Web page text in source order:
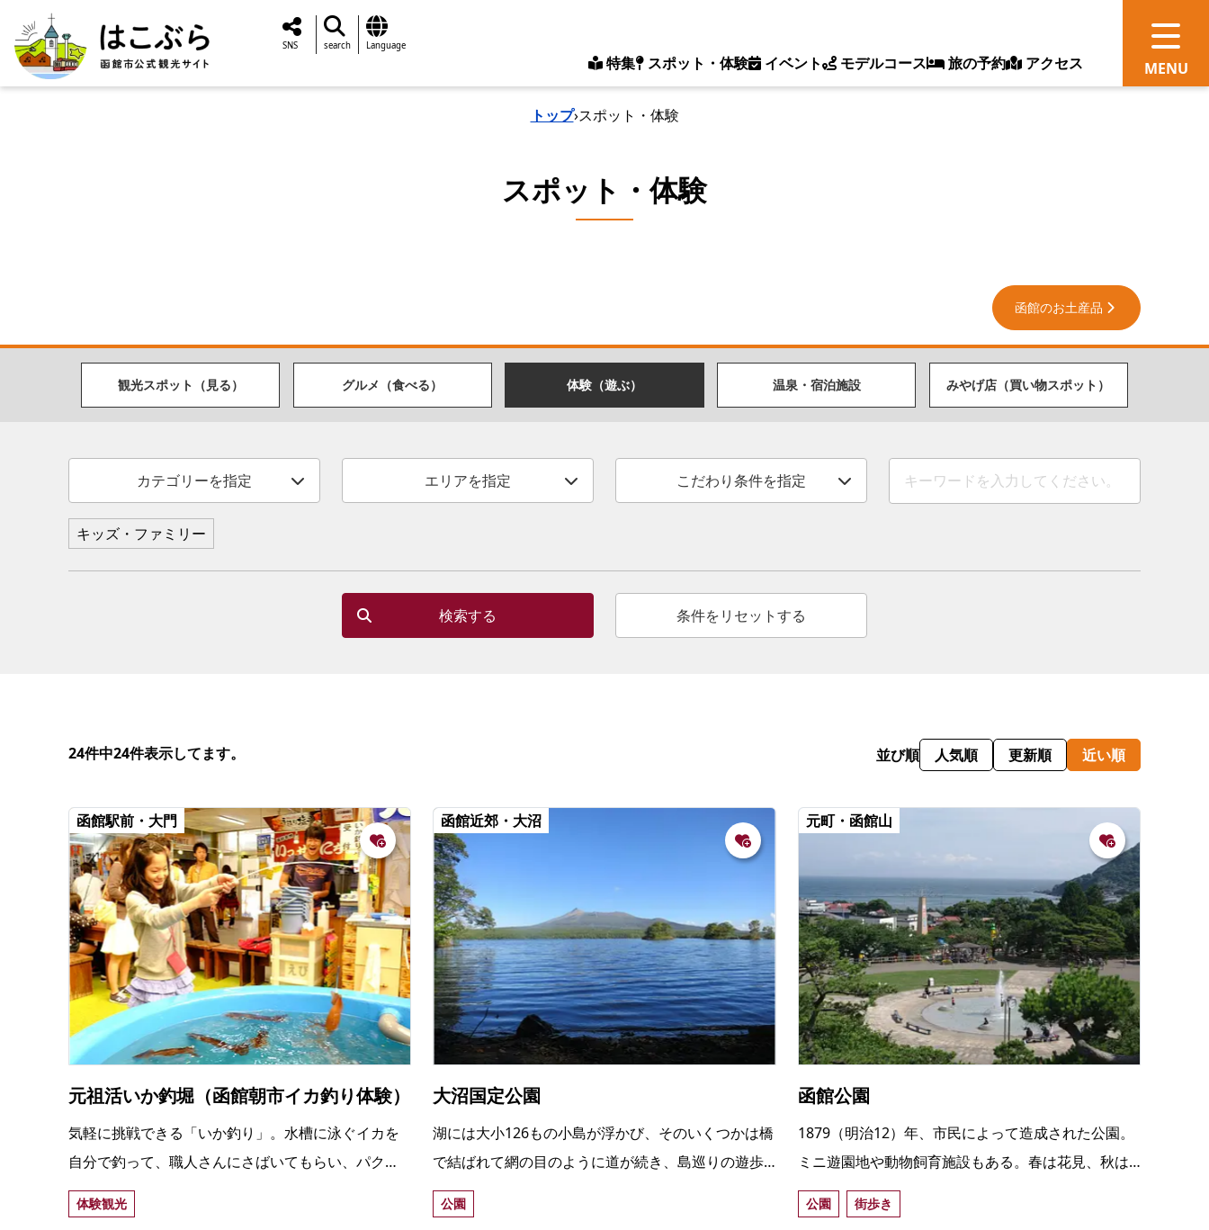
特集 スポット・体験 イベント モデルコース 旅の予約 アクセス
SNS search Language
トップ›スポット・体験
スポット・体験
函館のお土産品
観光スポット（見る） グルメ（食べる） 体験（遊ぶ） 温泉・宿泊施設 みやげ店（買い物スポット）
カテゴリーを指定 エリアを指定 こだわり条件を指定
キッズ・ファミリー
検索する 条件をリセットする
並び順 人気順 更新順 近い順
24件中24件表示してます。
函館駅前・大門
元祖活いか釣堀（函館朝市イカ釣り体験）
気軽に挑戦できる「いか釣り」。水槽に泳ぐイカを
自分で釣って、職人さんにさばいてもらい、パク
リ！ 子どもも大人も、楽しくて美味しい体験メニ
ュー。
体験観光
函館近郊・大沼
大沼国定公園
湖には大小126もの小島が浮かび、そのいくつかは橋
で結ばれて網の目のように道が続き、島巡りの遊歩
道となっている。サイクリングやボート、遊覧船な
どで楽しく遊べる。
公園
元町・函館山
函館公園
1879（明治12）年、市民によって造成された公園。
ミニ遊園地や動物飼育施設もある。春は花見、秋は
紅葉狩り、夏は噴水広場で水遊びをする家族連れで
にぎわう。
公園 街歩き